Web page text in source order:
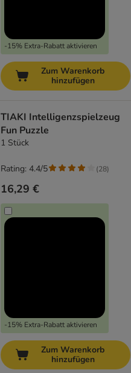
-15% Extra-Rabatt aktivieren
Zum Warenkorb
hinzufügen
TIAKI Intelligenzspielzeug
Fun Puzzle
1 Stück
16,29 €
-15% Extra-Rabatt aktivieren
Rating: 4.4/5 (28)
Zum Warenkorb
hinzufügen